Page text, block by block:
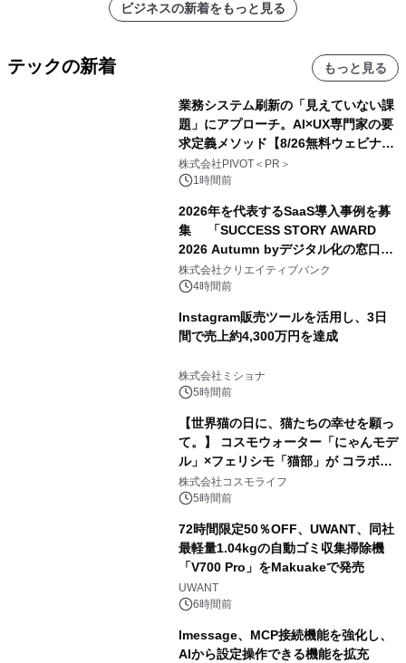
ビジネスの新着をもっと見る
テックの新着 もっと見る
業務システム刷新の「見えていない課
題」にアプローチ。AI×UX専門家の要
求定義メソッド【8/26無料ウェビナ
ー】株式会社PIVOT
株式会社PIVOT＜PR＞
1時間前
2026年を代表するSaaS導入事例を募
集 「SUCCESS STORY AWARD
2026 Autumn byデジタル化の窓口」
開催
株式会社クリエイティブバンク
4時間前
Instagram販売ツールを活用し、3日
間で売上約4,300万円を達成
株式会社ミショナ
5時間前
【世界猫の日に、猫たちの幸せを願っ
て。】 コスモウォーター「にゃんモデ
ル」×フェリシモ「猫部」が コラボキ
ャンペーンを実施
株式会社コスモライフ
5時間前
72時間限定50％OFF、UWANT、同社
最軽量1.04kgの自動ゴミ収集掃除機
「V700 Pro」をMakuakeで発売
UWANT
6時間前
lmessage、MCP接続機能を強化し、
AIから設定操作できる機能を拡充